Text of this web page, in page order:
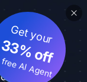
Get your
33% off
AI Agent